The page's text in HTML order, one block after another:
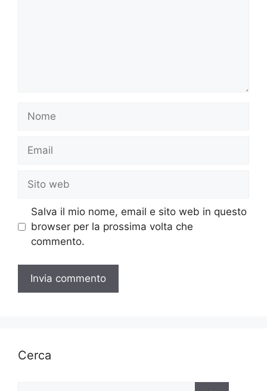
Nome
Email
Sito
web
Salva il mio nome, email e sito web in questo
browser per la prossima volta che
commento.
Cerca